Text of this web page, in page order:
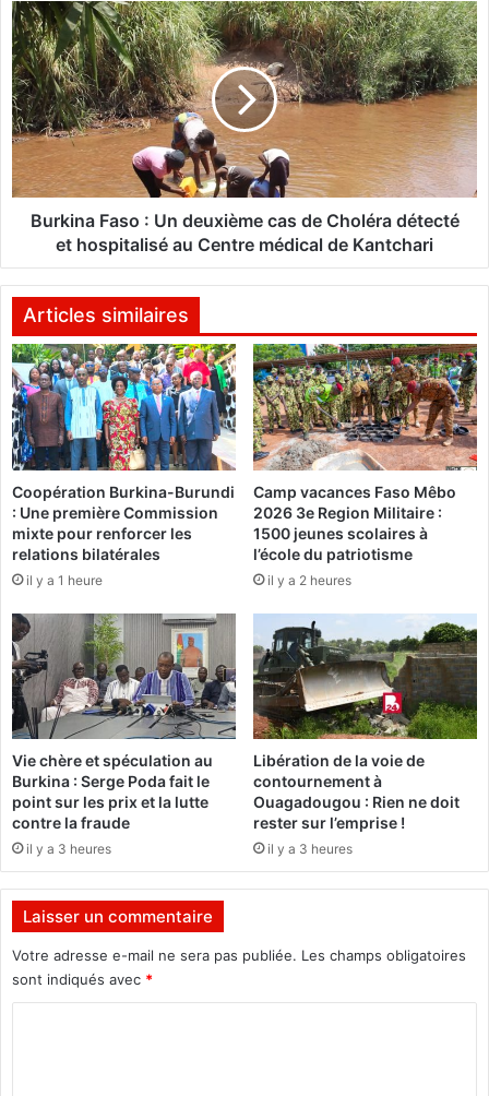
u
r
k
i
n
a
F
a
s
e
e
m
b
r
e
s
d
e
l
’
U
D
i
n
t
è
g
r
e
n
l
C
P
B
u
r
k
i
n
a
F
a
:
U
d
e
u
x
i
è
m
e
c
a
s
d
C
h
o
l
a
d
é
t
é
e
t
Burkina Faso : Un deuxième cas de Choléra détecté
et hospitalisé au Centre médical de Kantchari
Articles similaires
Coopération Burkina-Burundi
: Une première Commission
mixte pour renforcer les
relations bilatérales
il y a 1 heure
Camp vacances Faso Mêbo
2026 3e Region Militaire :
1500 jeunes scolaires à
l’école du patriotisme
il y a 2 heures
Vie chère et spéculation au
Burkina : Serge Poda fait le
point sur les prix et la lutte
contre la fraude
il y a 3 heures
Libération de la voie de
contournement à
Ouagadougou : Rien ne doit
rester sur l’emprise !
il y a 3 heures
Laisser un commentaire
Votre adresse e-mail ne sera pas publiée. Les champs obligatoires
sont indiqués avec *